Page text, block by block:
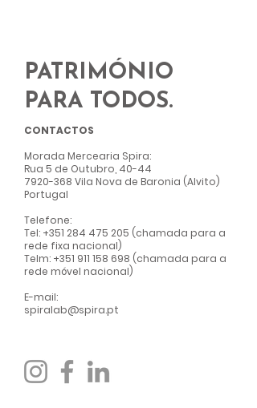
PATRIMÓNIO
PARA TODOS.
CONTACTOS
Morada Mercearia Spira:
Rua 5 de Outubro, 40-44
7920-368 Vila Nova de Baronia (Alvito)
Portugal
Telefone:
Tel: +351 284 475 205 (chamada para a
rede fixa nacional)
Telm: +351 911 158 698 (chamada para a
rede móvel nacional)
E-mail:
spiralab@spira.pt